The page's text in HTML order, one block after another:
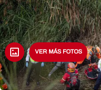
VER MÁS FOTOS